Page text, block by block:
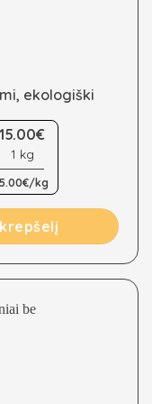
ekologiški
15.00€
1 kg
kg
su cukrumi,